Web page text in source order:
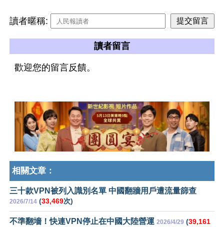
讀者暱稱:
讀者留言
歡迎您的留言反饋。
相關文章：
三十款VPN被列入識別名單 中國翻牆用戶遭流量篩查
2026/7/14 (33,469次)
不準翻墻！快連VPN停止在中國大陸營運 2026/4/29 (39,161